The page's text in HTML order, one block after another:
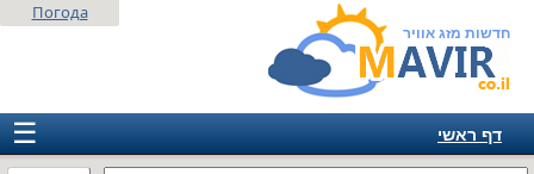
חדשות מזג אוויר
Погода
☰
דף ראשי